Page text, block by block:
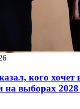
кого хочет
на выборах 2028